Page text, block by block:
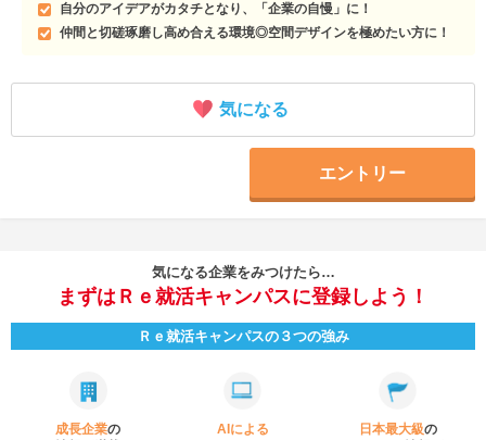
自分のアイデアがカタチとなり、「企業の自慢」に！
仲間と切磋琢磨し高め合える環境◎空間デザインを極めたい方に！
気になる
エントリー
気になる企業をみつけたら…
まずはＲｅ就活キャンパスに登録しよう！
Ｒｅ就活キャンパスの３つの強み
成長企業の
AIによる
日本最大級の